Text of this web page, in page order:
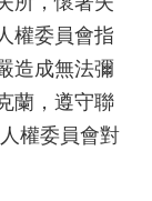
權委員會指
造成無法彌
蘭，遵守聯
權委員會對